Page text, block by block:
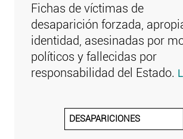
Fichas de víctimas de
desaparición forzada,
identidad, asesinadas por
políticos y fallecidas por
responsabilidad del Estado.
DESAPARICIONES